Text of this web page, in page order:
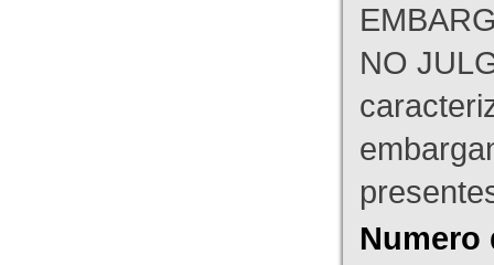
NO
Numero